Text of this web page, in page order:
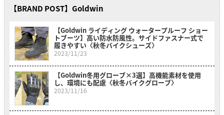
【BRAND POST】Goldwin
【Goldwin ライディング ウォータープルーフ ショー
トブーツ】高い防水防風性。サイドファスナー式で
履きやすい〈秋冬バイクシューズ〉
2023/11/23
【Goldwin冬用グローブ×3選】高機能素材を使用
し、環境にも配慮〈秋冬バイクグローブ〉
2023/11/16